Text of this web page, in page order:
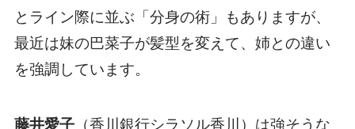
とライン際に並ぶ「分身の術」もありますが、
最近は妹の巴菜子が髪型を変えて、姉との違い
を強調しています。
藤井愛子（香川銀行シラソル香川）は強そうな